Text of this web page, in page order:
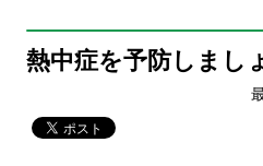
熱中症を予防しまし